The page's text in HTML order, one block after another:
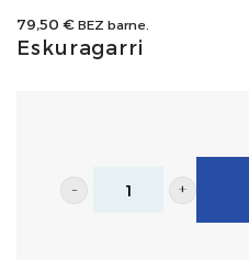
79,50 € BEZ barne.
Eskuragarri
Prado